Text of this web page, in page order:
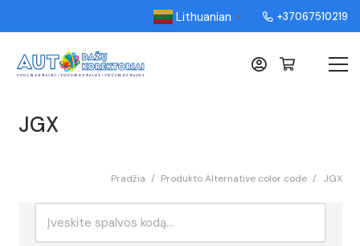
Lithuanian ▼ +37067510219
JGX
Pradžia / Produkto Alternative color code / JGX